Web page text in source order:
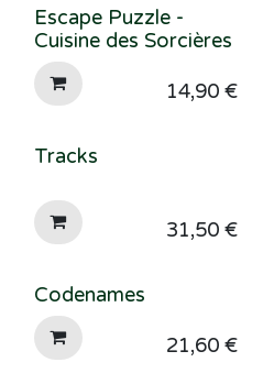
Escape Puzzle -
Cuisine des Sorcières
14,90€
Tracks
31,50€
Codenames
21,60€